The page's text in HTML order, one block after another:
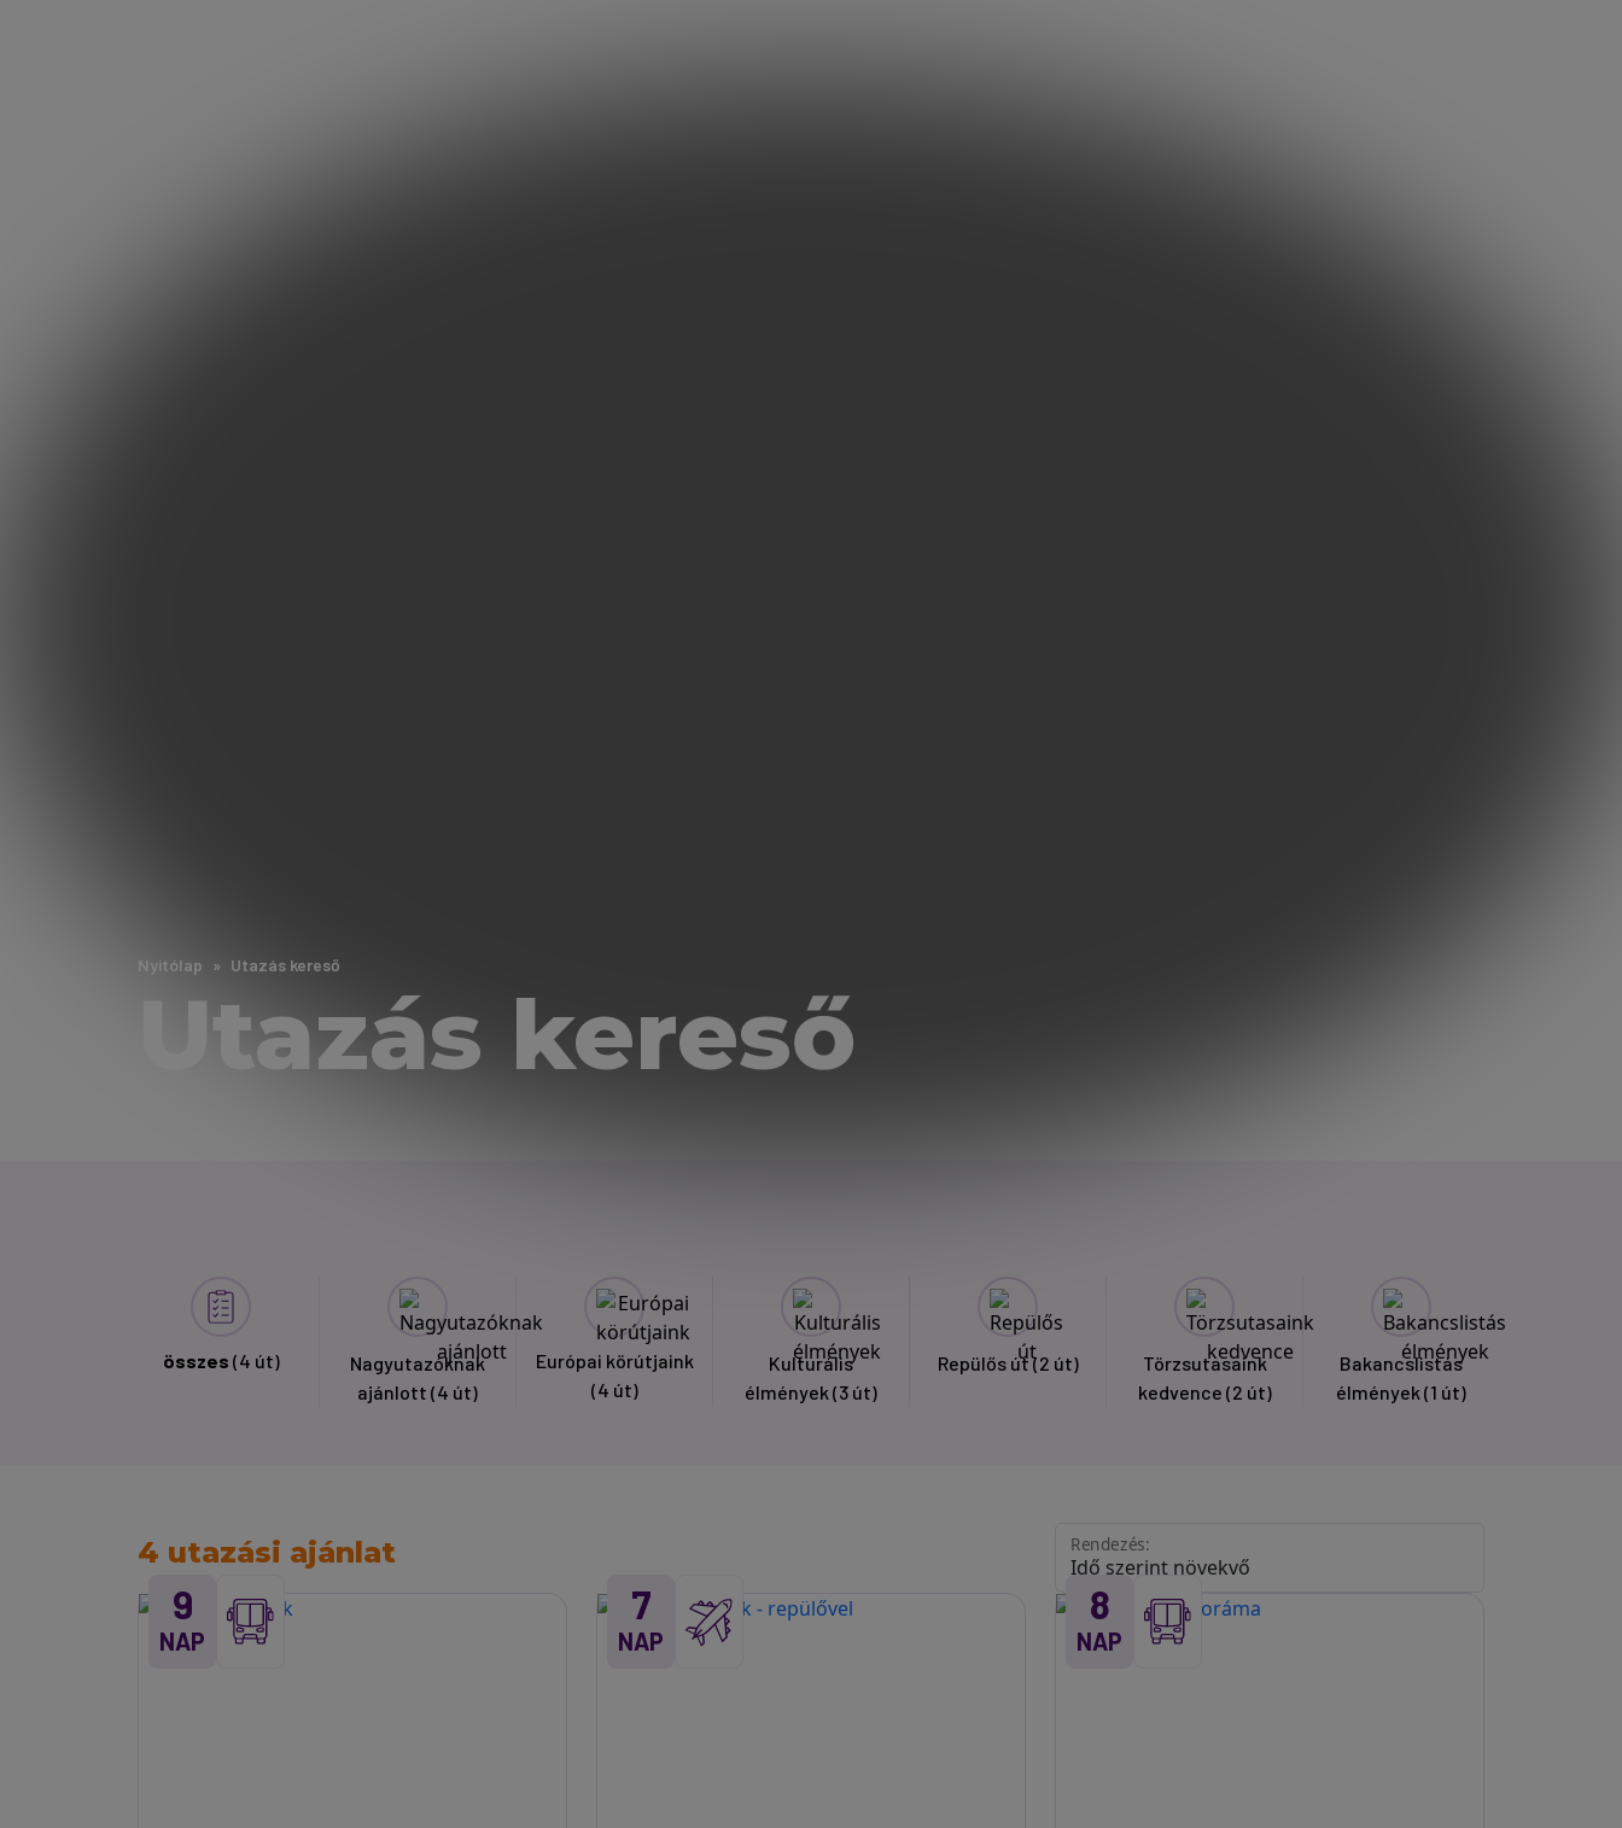
Nyitólap Utazás kereső
Utazás kereső
összes (4 út)
Nagyutazóknak
ajánlott (4 út)
Európai körútjaink
(4 út)
Kulturális
élmények (3 út)
Repülős út(2 út)
Törzsutasaink
kedvence (2 út)
Bakancslistás
élmények (1 út)
4 utazási ajánlat Rendezés:
9
NAP
7
NAP
8
NAP